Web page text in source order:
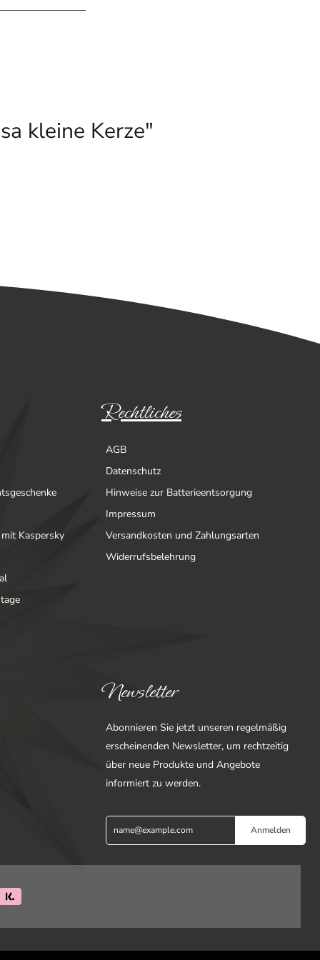
kleine Kerze"
Kaspersky
Rechtliches
AGB
Datenschutz
Hinweise zur Batterieentsorgung
Impressum
Versandkosten und Zahlungsarten
Widerrufsbelehrung
Newsletter
Abonnieren Sie jetzt unseren regelmäßig
erscheinenden Newsletter, um rechtzeitig
über neue Produkte und Angebote
informiert zu werden.
Anmelden